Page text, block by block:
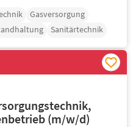
Gasversorgung
Sanitärtechnik
(m/w/d)